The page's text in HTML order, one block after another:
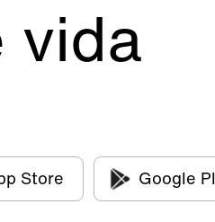
vida
Store Google